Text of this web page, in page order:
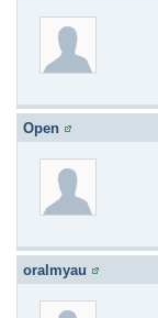
Open
oralmyau